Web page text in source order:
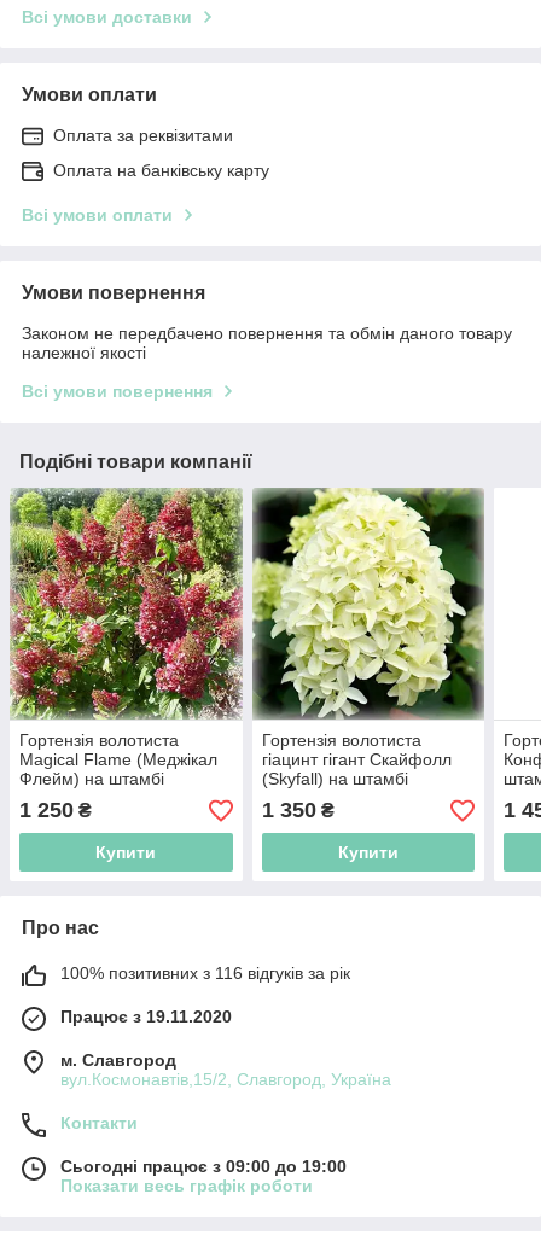
Всі умови доставки
Умови оплати
Оплата за реквізитами
Оплата на банківську карту
Всі умови оплати
Умови повернення
Законом не передбачено повернення та обмін даного товару
належної якості
Всі умови повернення
Подібні товари компанії
Гортензія волотиста
Magical Flame (Меджікал
Флейм) на штамбі
1 250 ₴
Купити
Гортензія волотиста
гіацинт гігант Скайфолл
(Skyfall) на штамбі
1 350₴
Купити
1
Про нас
100% позитивних з 116 відгуків за рік
Працює з 19.11.2020
м. Славгород
вул.Космонавтів,15/2, Славгород, Україна
Контакти
Сьогодні працює з 09:00 до 19:00
Показати весь графік роботи